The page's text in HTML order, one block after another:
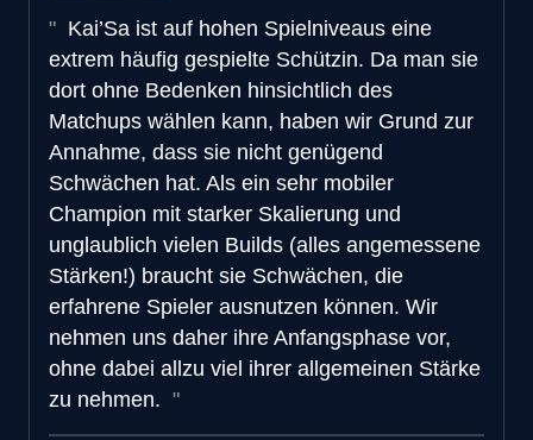
Kai’Sa ist auf hohen Spielniveaus eine
extrem häufig gespielte Schützin. Da man sie
dort ohne Bedenken hinsichtlich des
Matchups wählen kann, haben wir Grund zur
Annahme, dass sie nicht genügend
Schwächen hat. Als ein sehr mobiler
Champion mit starker Skalierung und
unglaublich vielen Builds (alles angemessene
Stärken!) braucht sie Schwächen, die
erfahrene Spieler ausnutzen können. Wir
nehmen uns daher ihre Anfangsphase vor,
ohne dabei allzu viel ihrer allgemeinen Stärke
zu nehmen.